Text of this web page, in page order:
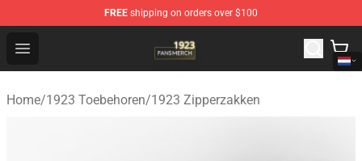
FREE shipping on orders over $100
Open menu
1923 Shop - Official 1923 Merchandise Store
Home/1923 Toebehoren/1923 Zipperzakken